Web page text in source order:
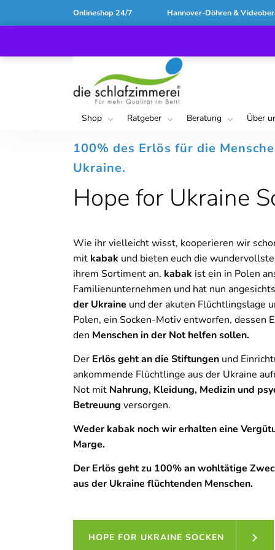
Onlineshop 24/7 Hannover-Döhren &
Shop Ratgeber Beratung Über
100% des Erlös für die
Ukraine.
Hope for Ukraine
Wie ihr vielleicht wisst, kooperieren wir
mit kabak und bieten euch die
ihrem Sortiment an. kabak ist ein in Polen
Familienunternehmen und hat nun
der Ukraine und der akuten Flüchtlingslage
Polen, ein Socken-Motiv entworfen, dessen
den Menschen in der Not helfen sollen.
Der Erlös geht an die Stiftungen und
ankommende Flüchtlinge aus der Ukraine
Not mit Nahrung, Kleidung, Medizin und
Betreuung versorgen.
Weder kabak noch wir erhalten eine
Marge.
Der Erlös geht zu 100% an wohltätige
aus der Ukraine flüchtenden Menschen.
HOPE FOR UKRAINE SOCKEN